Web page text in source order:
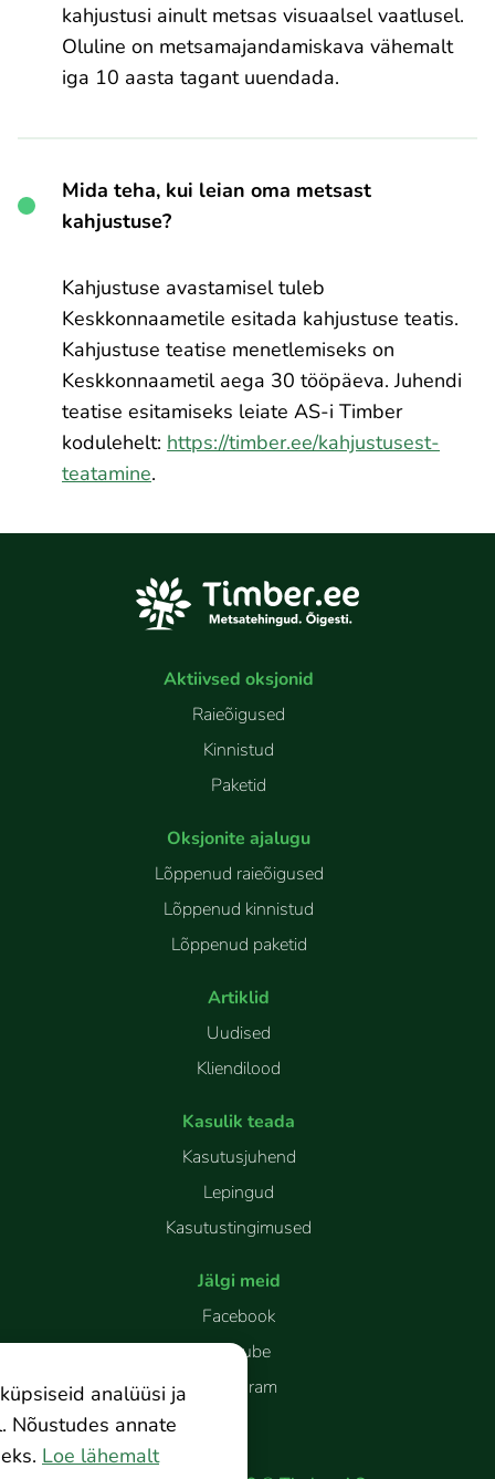
kahjustusi ainult metsas visuaalsel vaatlusel.
Oluline on metsamajandamiskava vähemalt
iga 10 aasta tagant uuendada.
Mida teha, kui leian oma metsast
kahjustuse?
Kahjustuse avastamisel tuleb
Keskkonnaametile esitada kahjustuse teatis.
Kahjustuse teatise menetlemiseks on
Keskkonnaametil aega 30 tööpäeva. Juhendi
teatise esitamiseks leiate AS-i Timber
kodulehelt: https://timber.ee/kahjustusest-
teatamine.
analüüsi ja
Nõustudes annate
Loe lähemalt
Aktiivsed oksjonid
Raieõigused
Kinnistud
Paketid
Oksjonite ajalugu
Lõppenud raieõigused
Lõppenud kinnistud
Lõppenud paketid
Artiklid
Uudised
Kliendilood
Kasulik teada
Kasutusjuhend
Lepingud
Kasutustingimused
Jälgi meid
Facebook
Youtube
Instagram